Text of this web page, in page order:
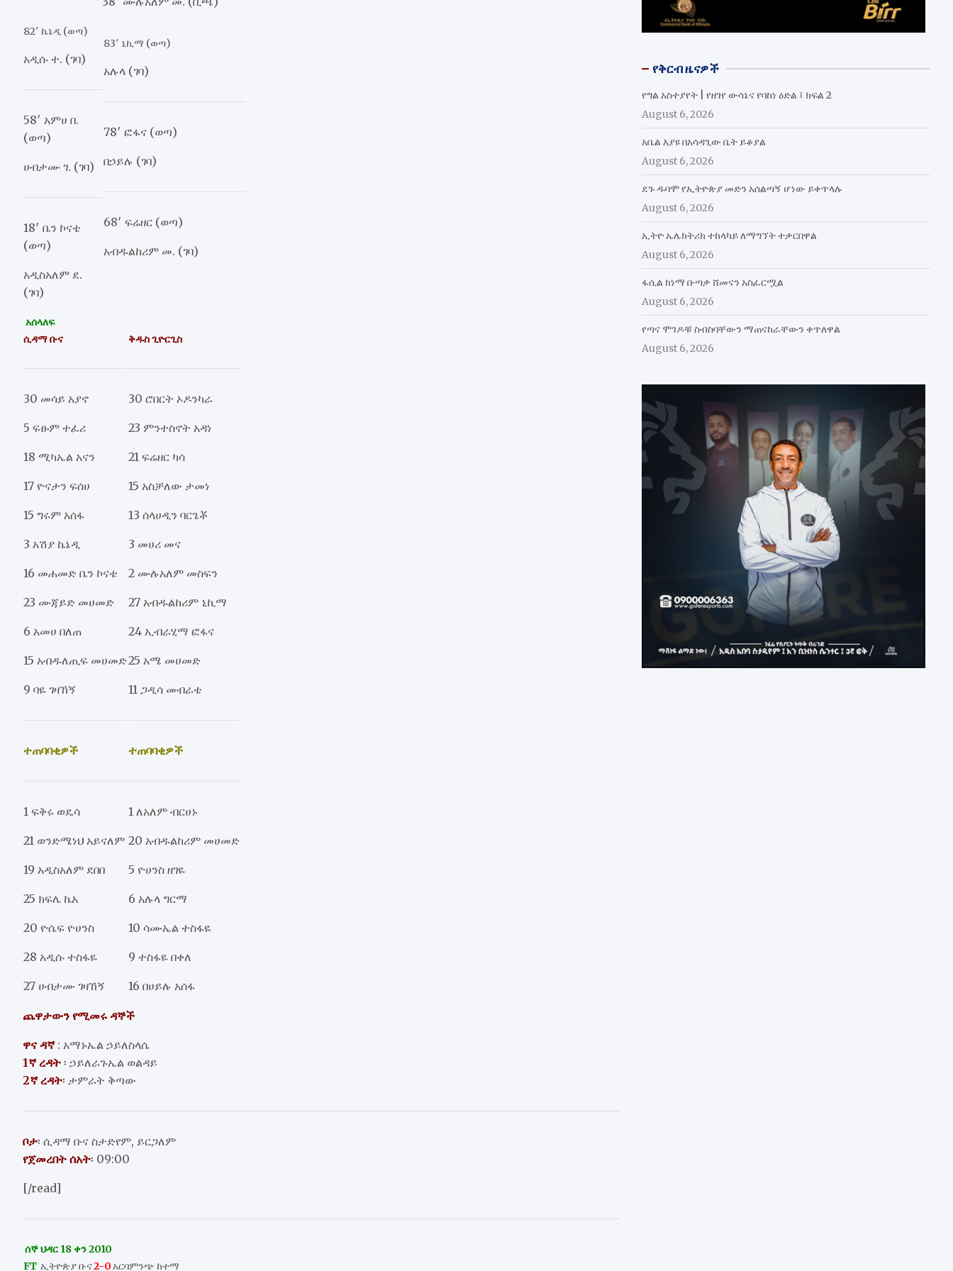
82′ ኬኔዲ (ወጣ)
አዲሱ ተ. (ገባ)
58′ አምሀ በ.
(ወጣ)
ሀብታሙ ገ. (ገባ)
18′ ቤን ኮናቴ
(ወጣ)
አዲስአለም ደ.
(ገባ)
83′ ኒኪማ (ወጣ)
አሉላ (ገባ)
78′ ፎፋና (ወጣ)
በኃይሉ (ገባ)
68′ ፍሬዘር (ወጣ)
አብዱልከሪም መ. (ገባ)
አሰላለፍ
ሲዳማ ቡና
30 መሳይ አያኖ
5 ፍፁም ተፈሪ
18 ሚካኤል አናን
17 ዮናታን ፍሰሀ
15 ግሩም አሰፋ
3 አሽያ ኬኔዲ
16 መሐመድ ቤን ኮናቴ
23 ሙጃይድ መሀመድ
6 አመሀ በለጠ
15 አብዱለጢፍ መሀመድ
9 ባዬ ገዛኸኝ
ተጠባባቂዎች
1 ፍቅሩ ወዴሳ
21 ወንድሜነህ አይናለም
19 አዲስአለም ደበበ
25 ክፍሌ ኬአ
20 ዮሴፍ ዮሀንስ
28 አዲሱ ተስፋዬ
27 ሀብታሙ ገዛኸኝ
ቅዱስ ጊዮርጊስ
30 ሮበርት ኦዶንካራ
23 ምንተስኖት አዳነ
21 ፍሬዘር ካሳ
15 አስቻለው ታመነ
13 ሰላሀዲን ባርጌቾ
3 መሀሪ መና
2 ሙሉአለም መስፍን
27 አብዱልከሪም ኒኪማ
24 ኢብራሂማ ፎፋና
25 አሜ መሀመድ
11 ጋዲሳ መብራቴ
ተጠባባቂዎች
1 ለአለም ብርሀኑ
20 አብዱልከሪም መሀመድ
5 ዮሀንስ ዘገዬ
6 አሉላ ግርማ
10 ሳሙኤል ተስፋዬ
9 ተስፋዬ በቀለ
16 በሀይሉ አሰፋ
ጨዋታውን የሚመሩ ዳኞች
ዋና ዳኛ: አማኑኤል ኃይለስላሴ
1ኛ ረዳት ፡ ኃይለራጉኤል ወልዳይ
2ኛ ረዳት፡ ታምራት ቅጣው
ቦታ፡ ሲዳማ ቡና ስታድየም, ይርጋለም
የጀመረበት ሰአት፡ 09:00
[/read]
ሰኞ ህዳር 18 ቀን 2010
FT ኢትዮጵያ ቡና2-0አርባምንጭ ከተማ
የቅርብ ዜናዎች
የግል አስተያየት | የዘገየ ውሳኔና የባከነ ዕድል ፤ ክፍል 2
August 6, 2026
አቤል እያዩ በአሳዳጊው ቤት ይቆያል
August 6, 2026
ደጉ ዱባሞ የኢትዮጵያ መድን አሰልጣኝ ሆነው ይቀጥላሉ
August 6, 2026
ኢትዮ ኤሌክትሪክ ተከላካይ ለማግኘት ተቃርበዋል
August 6, 2026
ፋሲል ከነማ ቡጣቃ ሸመናን አስፈርሟል
August 6, 2026
የጣና ሞገዶቹ ስብስባቸውን ማጠናከራቸውን ቀጥለዋል
August 6, 2026